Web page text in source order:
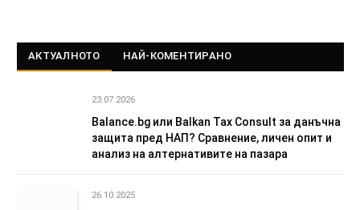
АКТУАЛНОТО НАЙ-КОМЕНТИРАНО
23.07.2026
Balance.bg или Balkan Tax Consult за данъчна
защита пред НАП? Сравнение, личен опит и
анализ на алтернативите на пазара
26.10.2025